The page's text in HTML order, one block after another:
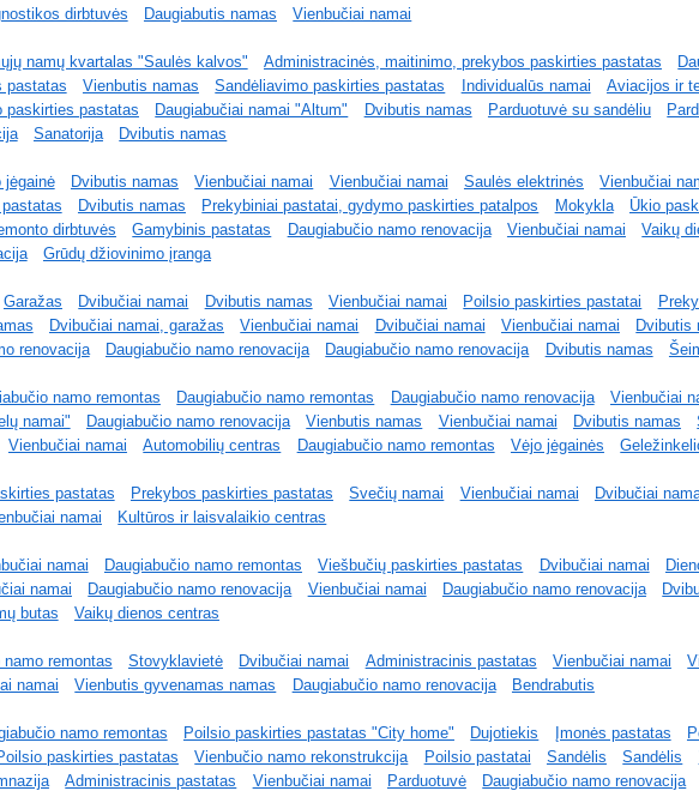
dirbtuvės Daugiabutis namas Vienbučiai namai
namų kvartalas "Saulės kalvos" Administracinės, maitinimo, prekybos paskirties pastatas
pastatas Vienbutis namas Sandėliavimo paskirties pastatas Individualūs namai
Aviacijos ir
paskirties pastatas Daugiabučiai namai "Altum" Dvibutis namas Parduotuvė su sandėliu
Sanatorija Dvibutis namas
jėgainė Dvibutis namas Vienbučiai namai Vienbučiai namai Saulės elektrinės Vienbučiai
Dvibutis namas Prekybiniai pastatai, gydymo paskirties patalpos Mokykla Ūkio
dirbtuvės Gamybinis pastatas Daugiabučio namo renovacija Vienbučiai namai
Vaikų
Grūdų džiovinimo įranga
Garažas Dvibučiai namai Dvibutis namas Vienbučiai namai Poilsio paskirties pastatai
Dvibučiai namai, garažas Vienbučiai namai Dvibučiai namai Vienbučiai namai Dvibutis
renovacija Daugiabučio namo renovacija Daugiabučio namo renovacija Dvibutis namas
namo remontas Daugiabučio namo remontas Daugiabučio namo renovacija Vienbučiai
namai" Daugiabučio namo renovacija Vienbutis namas Vienbučiai namai Dvibutis namas
Vienbučiai namai Automobilių centras Daugiabučio namo remontas Vėjo jėgainės
pastatas Prekybos paskirties pastatas Svečių namai Vienbučiai namai Dvibučiai
namai Kultūros ir laisvalaikio centras
namai Daugiabučio namo remontas Viešbučių paskirties pastatas Dvibučiai namai
namai Daugiabučio namo renovacija Vienbučiai namai Daugiabučio namo renovacija
butas Vaikų dienos centras
namo remontas Stovyklavietė Dvibučiai namai Administracinis pastatas Vienbučiai namai
namai Vienbutis gyvenamas namas Daugiabučio namo renovacija Bendrabutis
namo remontas Poilsio paskirties pastatas "City home" Dujotiekis Įmonės pastatas
paskirties pastatas Vienbučio namo rekonstrukcija Poilsio pastatai Sandėlis Sandėlis
Administracinis pastatas Vienbučiai namai Parduotuvė Daugiabučio namo renovacija